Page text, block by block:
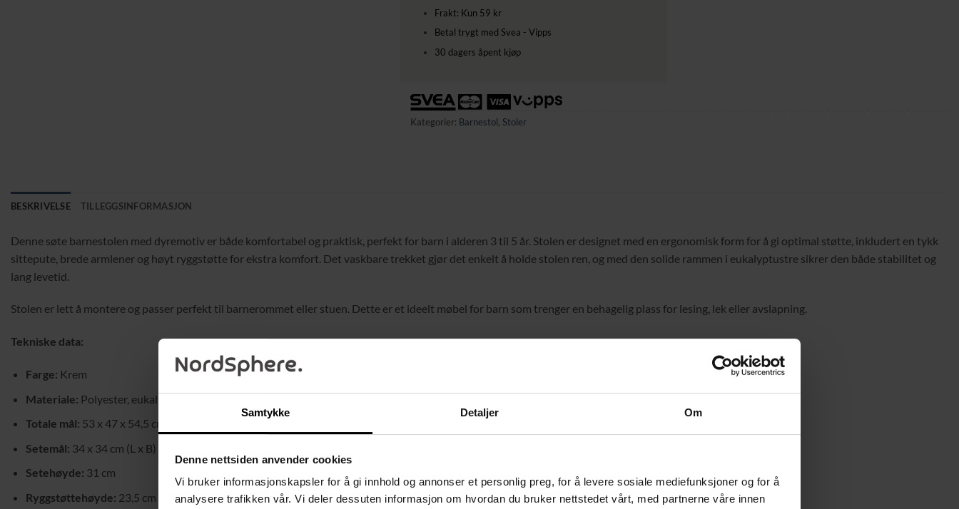
Samtykke Detaljer Om
Denne nettsiden anvender cookies
Vi bruker informasjonskapsler for å gi innhold og annonser et personlig preg, for å levere sosiale mediefunksjoner og for å
analysere trafikken vår. Vi deler dessuten informasjon om hvordan du bruker nettstedet vårt, med partnerne våre innen
Frakt: Kun 59 kr
Betal trygt med Svea - Vipps
30 dagers åpent kjøp
Kategorier: Barnestol, Stoler
BESKRIVELSE TILLEGGSINFORMASJON
Denne søte barnestolen med dyremotiv er både komfortabel og praktisk, perfekt for barn i alderen 3 til 5 år. Stolen er designet med en ergonomisk form for å gi optimal støtte, inkludert en tykk
sittepute, brede armlener og høyt ryggstøtte for ekstra komfort. Det vaskbare trekket gjør det enkelt å holde stolen ren, og med den solide rammen i eukalyptustre sikrer den både stabilitet og
lang levetid.
Stolen er lett å montere og passer perfekt til barnerommet eller stuen. Dette er et ideelt møbel for barn som trenger en behagelig plass for lesing, lek eller avslapning.
Tekniske data:
Farge: Krem
Materiale: Polyester, eukalyptustre, skum
Totale mål: 53 x 47 x 54,5 cm (L x B x H)
Setemål: 34 x 34 cm (L x B)
Setehøyde: 31 cm
Ryggstøttehøyde: 23,5 cm